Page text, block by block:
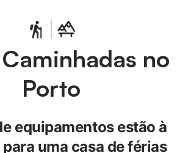
Caminhadas no
Porto
equipamentos estão à
uma casa de férias